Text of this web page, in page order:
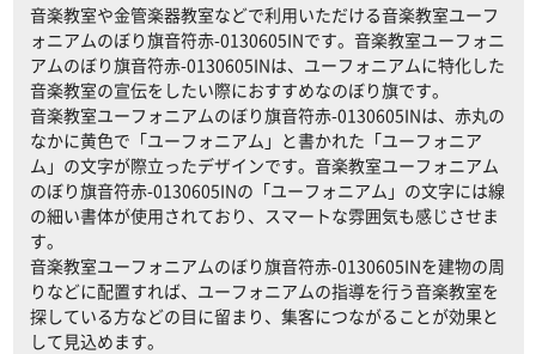
音楽教室や金管楽器教室などで利用いただける音楽教室ユーフ
ォニアムのぼり旗音符赤-0130605INです。音楽教室ユーフォニ
アムのぼり旗音符赤-0130605INは、ユーフォニアムに特化した
音楽教室の宣伝をしたい際におすすめなのぼり旗です。
音楽教室ユーフォニアムのぼり旗音符赤-0130605INは、赤丸の
なかに黄色で「ユーフォニアム」と書かれた「ユーフォニア
ム」の文字が際立ったデザインです。音楽教室ユーフォニアム
のぼり旗音符赤-0130605INの「ユーフォニアム」の文字には線
の細い書体が使用されており、スマートな雰囲気も感じさせま
す。
音楽教室ユーフォニアムのぼり旗音符赤-0130605INを建物の周
りなどに配置すれば、ユーフォニアムの指導を行う音楽教室を
探している方などの目に留まり、集客につながることが効果と
して見込めます。